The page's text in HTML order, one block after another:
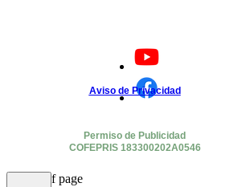
Aviso de Privacidad
Permiso de Publicidad
COFEPRIS 183300202A0546
bottom of page